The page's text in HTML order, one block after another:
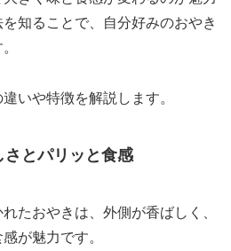
知ることで、自分好みのおやき
いや特徴を解説します。
とパリッと食感
たおやきは、外側が香ばしく、
が魅力です。